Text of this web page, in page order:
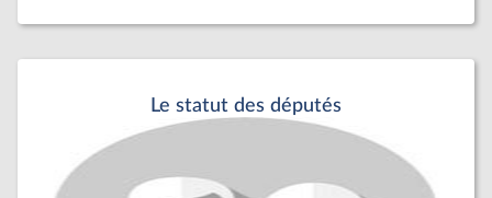
Le statut des députés